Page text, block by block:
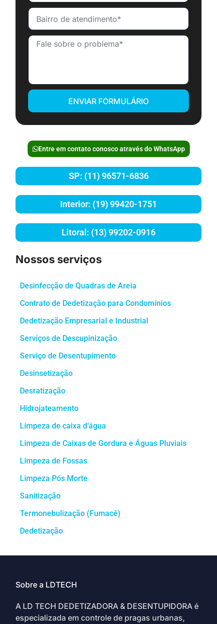
ENVIAR FORMULÁRIO
Entre em contato conosco através do WhatsApp
SP: (11) 96571-6836
Interior: (19) 99420-1751
Litoral: (13) 99202-0916
Nossos serviços
Desinfecção de Quadras de Areia
Contrato de Dedetização para Condomínios
Dedetização Empresarial e Industrial
Serviços de Descupinização
Serviço de Desentupimento
Desinsetização
Desratização
Hidrojateamento
Limpeza de caixa d’água
Limpeza de Caixas de Gordura e Águas Pluviais
Limpeza de Fossas
Limpeza Pós Morte
Sanitização
Termonebulização (Fumacê)
Dedetização
Sobre a LDTECH
A LD TECH DEDETIZADORA & DESENTUPIDORA é
especializada em controle de pragas urbanas,